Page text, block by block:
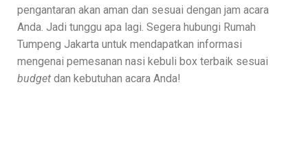
pengantaran akan aman dan sesuai dengan jam acara
Anda. Jadi tunggu apa lagi. Segera hubungi Rumah
Tumpeng Jakarta untuk mendapatkan informasi
mengenai pemesanan nasi kebuli box terbaik sesuai
budget dan kebutuhan acara Anda!